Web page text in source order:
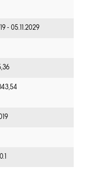
- 05.11.2029